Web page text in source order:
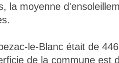
la moyenne
le-Blanc était de
de la commune est